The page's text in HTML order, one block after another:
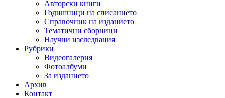
Авторски книги
Годишници на списанието
Справочник на изданието
Тематични сборници
Научни изследвания
Рубрики
Видеогалерия
Фотоалбуми
За изданието
Архив
Контакт